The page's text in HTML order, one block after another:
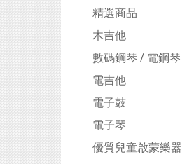
精選商品
木吉他
數碼鋼琴 / 電鋼琴
電吉他
電子鼓
電子琴
優質兒童啟蒙樂器